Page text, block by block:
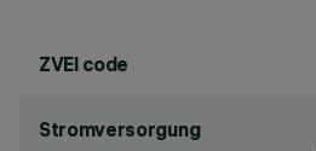
ZVEI code
Stromversorgung